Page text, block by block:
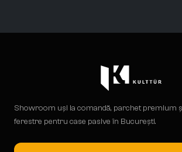
Showroom uși la comandă, parchet premium
ferestre pentru case pasive în București.